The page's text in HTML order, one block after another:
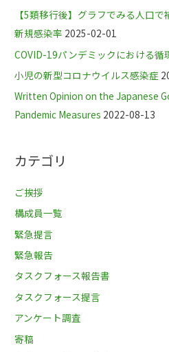
【5類移行後】グラフでみる人口
新規感染率 2025-02-01
COVID-19パンデミックにおける循
小児の新型コロナウイルス感染症
Written Opinion on the Japanese
Pandemic Measures 2022-08-13
カテゴリ
ご挨拶
構成員一覧
緊急提言
緊急報告
タスクフォース報告書
タスクフォース提言
アンケート調査
寄稿